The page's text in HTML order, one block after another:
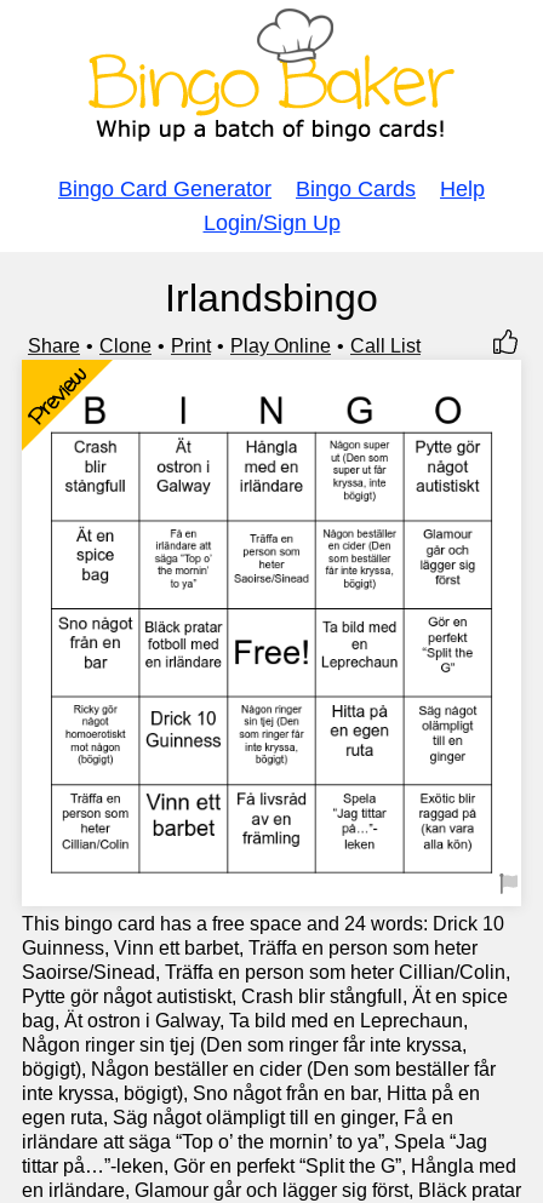
Bingo Card Generator Bingo Cards
Help
Login/Sign Up
Irlandsbingo
Share Clone Print Play Online Call List
Preview
This bingo card has a free space and 24 words: Drick 10
Guinness, Vinn ett barbet, Träffa en person som heter
Saoirse/Sinead, Träffa en person som heter Cillian/Colin,
Pytte gör något autistiskt, Crash blir stångfull, Ät en spice
bag, Ät ostron i Galway, Ta bild med en Leprechaun,
Någon ringer sin tjej (Den som ringer får inte kryssa,
bögigt), Någon beställer en cider (Den som beställer får
inte kryssa, bögigt), Sno något från en bar, Hitta på en
egen ruta, Säg något olämpligt till en ginger, Få en
irländare att säga “Top o’ the mornin’ to ya”, Spela “Jag
tittar på…”-leken, Gör en perfekt “Split the G”, Hångla med
en irländare, Glamour går och lägger sig först, Bläck pratar